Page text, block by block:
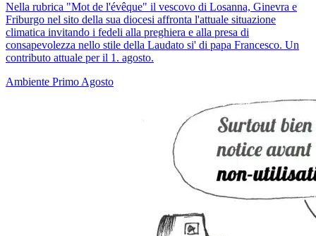
Nella rubrica "Mot de l'évêque" il vescovo di Losanna, Ginevra e
Friburgo nel sito della sua diocesi affronta l'attuale situazione
climatica invitando i fedeli alla preghiera e alla presa di
consapevolezza nello stile della Laudato si' di papa Francesco. Un
contributo attuale per il 1. agosto.
Ambiente Primo Agosto